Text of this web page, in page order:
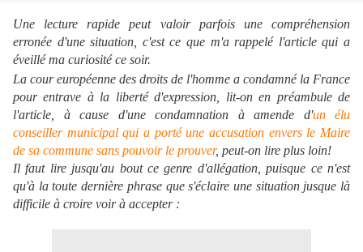
Une lecture rapide peut valoir parfois une compréhension
erronée d'une situation, c'est ce que m'a rappelé l'article qui a
éveillé ma curiosité ce soir.
La cour européenne des droits de l'homme a condamné la France
pour entrave à la liberté d'expression, lit-on en préambule de
l'article, à cause d'une condamnation à amende d'un élu
conseiller municipal qui a porté une accusation envers le Maire
de sa commune sans pouvoir le prouver, peut-on lire plus loin!
Il faut lire jusqu'au bout ce genre d'allégation, puisque ce n'est
qu'à la toute dernière phrase que s'éclaire une situation jusque là
difficile à croire voir à accepter :